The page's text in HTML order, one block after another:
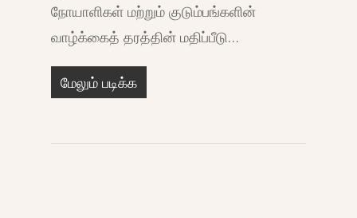
நோயாளிகள் மற்றும் குடும்பங்களின்
வாழ்க்கைத் தரத்தின் மதிப்பீடு…
மேலும் படிக்க